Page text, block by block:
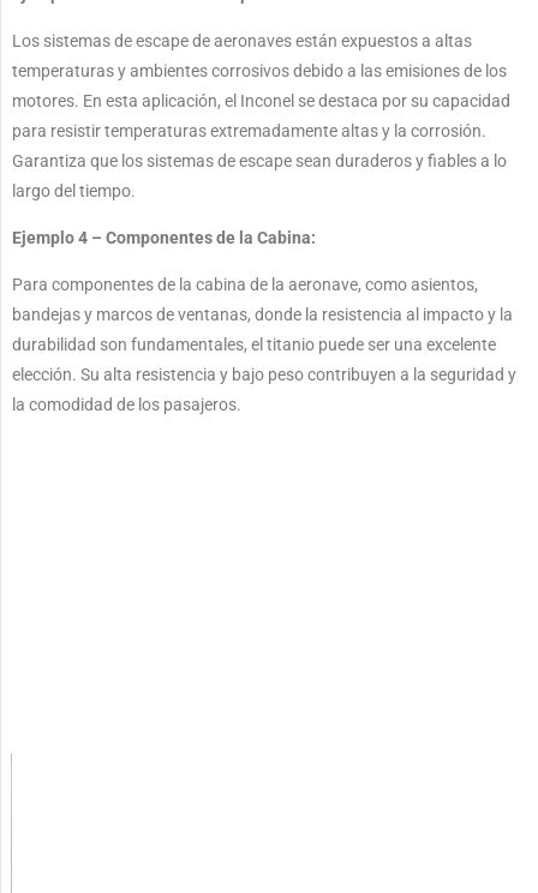
Los sistemas de escape de aeronaves están expuestos a altas
temperaturas y ambientes corrosivos debido a las emisiones de los
motores. En esta aplicación, el Inconel se destaca por su capacidad
para resistir temperaturas extremadamente altas y la corrosión.
Garantiza que los sistemas de escape sean duraderos y fiables a lo
largo del tiempo.
Ejemplo 4 – Componentes de la Cabina:
Para componentes de la cabina de la aeronave, como asientos,
bandejas y marcos de ventanas, donde la resistencia al impacto y la
durabilidad son fundamentales, el titanio puede ser una excelente
elección. Su alta resistencia y bajo peso contribuyen a la seguridad y
la comodidad de los pasajeros.